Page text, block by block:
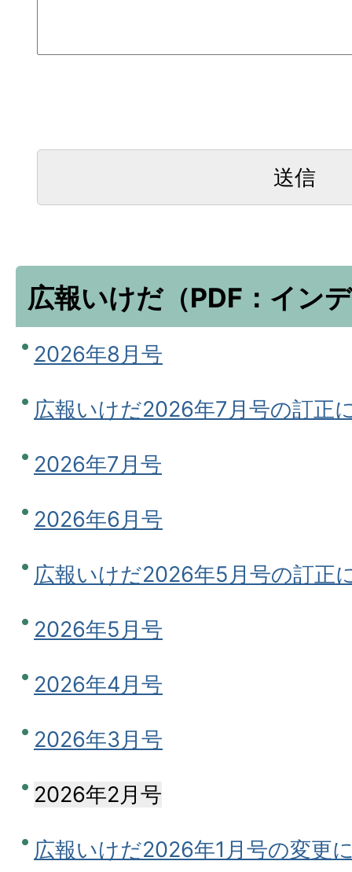
広報いけだ（PDF：イン
2026年8月号
広報いけだ2026年7月号の訂正
2026年7月号
2026年6月号
広報いけだ2026年5月号の訂正
2026年5月号
2026年4月号
2026年3月号
2026年2月号
広報いけだ2026年1月号の変更